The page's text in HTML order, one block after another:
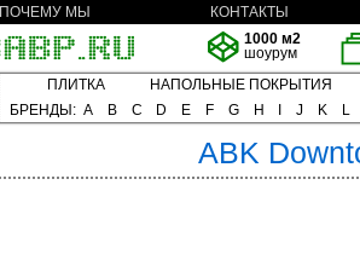
ПОЧЕМУ МЫ
КОНТАКТЫ
1000 м2
шоурум
ПЛИТКА
НАПОЛЬНЫЕ ПОКРЫТИЯ
БРЕНДЫ: A B C D E F G H J K L
ABK